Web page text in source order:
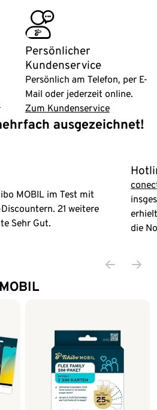
customer_service
Persönlicher
Kundenservice
Persönlich am Telefon, per E-
Mail oder jederzeit online.
Zum Kundenservice
ausgezeichnet!
MOBIL im Test mit
21 weitere
Sehr Gut.
die